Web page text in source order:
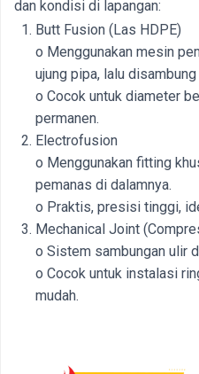
dan kondisi di lapangan:
Butt Fusion (Las HDPE)
o Menggunakan mesin
ujung pipa, lalu
o Cocok untuk diameter
permanen.
Electrofusion
o Menggunakan fitting
pemanas di dalamnya.
o Praktis, presisi tinggi,
Mechanical Joint
o Sistem sambungan ulir
o Cocok untuk instalasi
mudah.